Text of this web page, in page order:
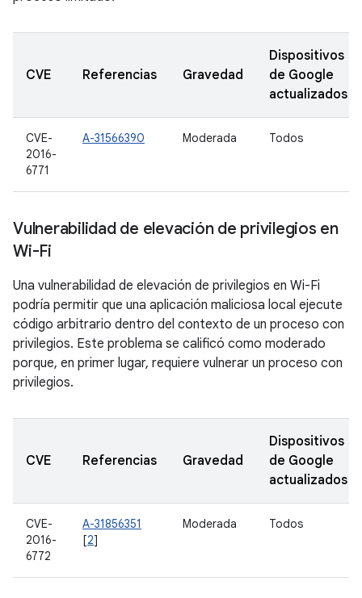
CVE Referencias Gravedad
Dispositivos
de Google
actualizados
CVE-
2016-
6771
A-31566390 Moderada Todos
Vulnerabilidad de elevación de privilegios en
Wi-Fi
Una vulnerabilidad de elevación de privilegios en Wi-Fi
podría permitir que una aplicación maliciosa local ejecute
código arbitrario dentro del contexto de un proceso con
privilegios. Este problema se calificó como moderado
porque, en primer lugar, requiere vulnerar un proceso con
privilegios.
CVE Referencias Gravedad
Dispositivos
de Google
actualizados
CVE-
2016-
6772
A-31856351
[2]
Moderada Todos